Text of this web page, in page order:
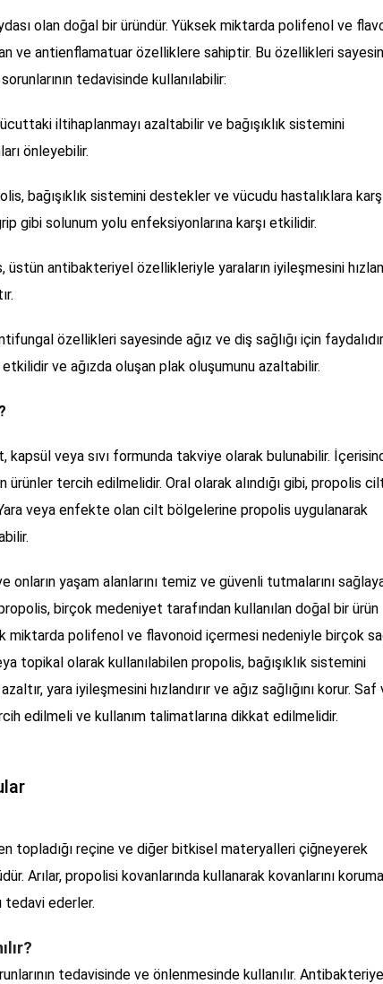
olan doğal bir üründür. Yüksek miktarda polifenol ve
ve antienflamatuar özelliklere sahiptir. Bu özellikleri
tedavisinde kullanılabilir:
iltihaplanmayı azaltabilir ve bağışıklık sistemini
önleyebilir.
bağışıklık sistemini destekler ve vücudu hastalıklara
gibi solunum yolu enfeksiyonlarına karşı etkilidir.
üstün antibakteriyel özellikleriyle yaraların iyileşmesini
özellikleri sayesinde ağız ve diş sağlığı için
ve ağızda oluşan plak oluşumunu azaltabilir.
veya sıvı formunda takviye olarak bulunabilir.
ürünler tercih edilmelidir. Oral olarak alındığı gibi, propolis
veya enfekte olan cilt bölgelerine propolis uygulanarak
onların yaşam alanlarını temiz ve güvenli tutmalarını
birçok medeniyet tarafından kullanılan doğal bir ürün
miktarda polifenol ve flavonoid içermesi nedeniyle birçok
topikal olarak kullanılabilen propolis, bağışıklık sistemini
yara iyileşmesini hızlandırır ve ağız sağlığını korur. Saf
edilmeli ve kullanım talimatlarına dikkat edilmelidir.
topladığı reçine ve diğer bitkisel materyalleri çiğneyerek
Arılar, propolisi kovanlarında kullanarak kovanlarını
tedavi ederler.
tedavisinde ve önlenmesinde kullanılır.